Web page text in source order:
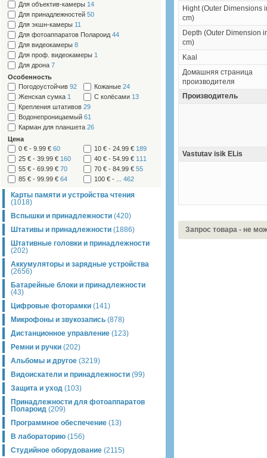
Для объектив-камеры 14
Для принадлежностей 50
Для экшн-камеры 11
Для фотоаппаратов Полароид 44
Для видеокамеры 8
Для проф. видеокамеры 1
Для дрона 7
Особенность
Погодоустойчив 92 Кожаные 24
Женская сумка 1 С колёсами 13
Крепления штативов 29
Водонепроницаемый 61
Карман для планшета 26
Цена
0 € - 9.99 € 60 10 € - 24.99 € 189
25 € - 39.99 € 160 40 € - 54.99 € 111
55 € - 69.99 € 70 70 € - 84.99 € 55
85 € - 99.99 € 64 100 € - ... 462
Карты памяти и устройства чтения
(1018)
Вспышки и принадлежности (420)
Штативы и принадлежности (1886)
Штативные головки и принадлежности
(202)
Аккумуляторы и зарядные устройства
(2656)
Батарейные блоки и принадлежности
(43)
Цифровые фоторамки (141)
Микрофоны и звукозапись (878)
Дистанционное управление (123)
Ремни и ручки (202)
Альбомы и другое (3219)
Видоискатели и принадлежности (99)
Защита и уход (103)
Принадлежности для фотоаппаратов
Полароид (209)
Программное обеспечение (13)
В лабораторию (156)
Студийное оборудование (2115)
Hight (Outer Dimensions
cm)
Depth (Outer Dimension
cm)
Kaal
Домашняя страница
производителя
Производитель
Vastutav isik ELis
Запрос товара - не